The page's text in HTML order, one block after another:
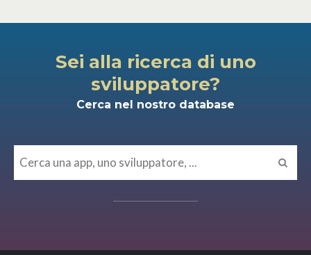
Sei alla ricerca di uno
sviluppatore?
Cerca nel nostro database